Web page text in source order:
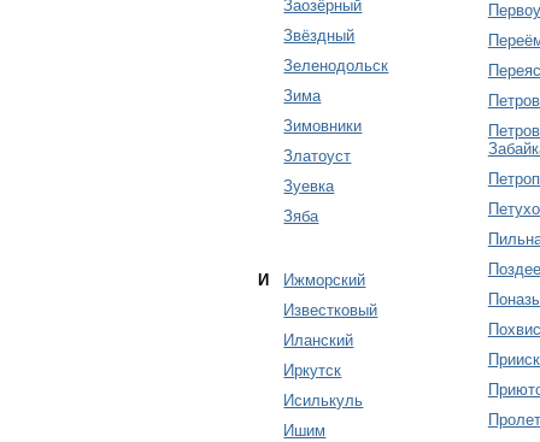
Заозёрный
Звёздный
Зеленодольск
Зима
Зимовники
Златоуст
Зуевка
Зяба
И
Ижморский
Известковый
Иланский
Иркутск
Исилькуль
Ишим